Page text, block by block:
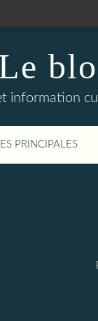
information
PRINCIPALES